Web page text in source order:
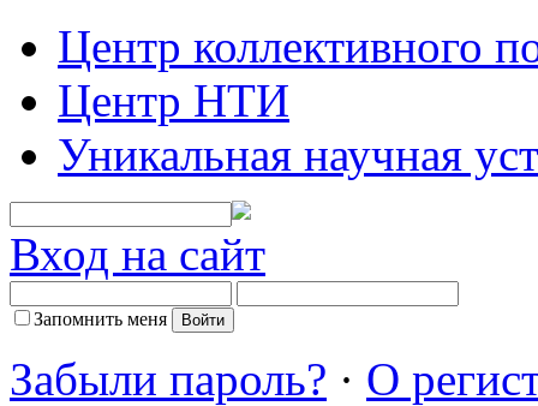
Центр коллективного
Центр НТИ
Уникальная научная
Вход на сайт
Запомнить меня
Забыли пароль? · О